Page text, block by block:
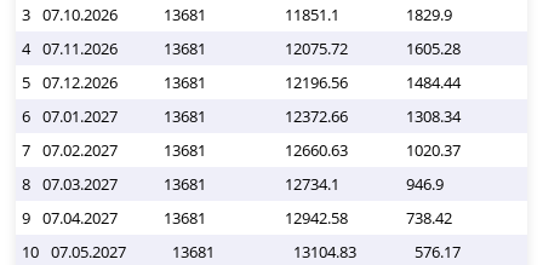
3 07.10.2026 13681 11851.1 1829.9
4 07.11.2026 13681 12075.72 1605.28
5 07.12.2026 13681 12196.56 1484.44
6 07.01.2027 13681 12372.66 1308.34
7 07.02.2027 13681 12660.63 1020.37
8 07.03.2027 13681 12734.1 946.9
9 07.04.2027 13681 12942.58 738.42
10 07.05.2027 13681 13104.83 576.17